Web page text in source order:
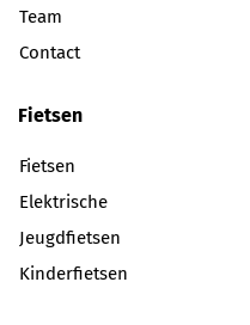
Team
Contact
Fietsen
Fietsen
Elektrische
Jeugdfietsen
Kinderfietsen